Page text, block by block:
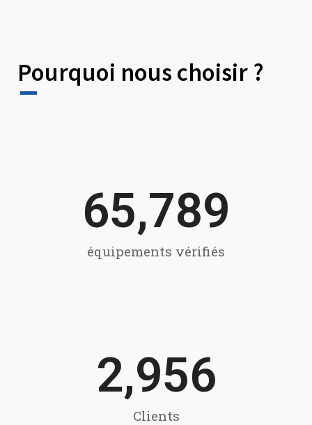
Pourquoi nous choisir ?
65,789
équipements vérifiés
2,956
Clients